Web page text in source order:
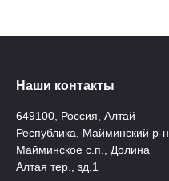
Наши контакты
649100, Россия, Алтай
Республика, Майминский р-н,
Майминское с.п., Долина
Алтая тер., зд.1